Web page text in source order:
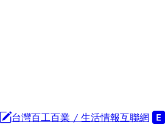
台灣百工百業 / 生活情報互聯網